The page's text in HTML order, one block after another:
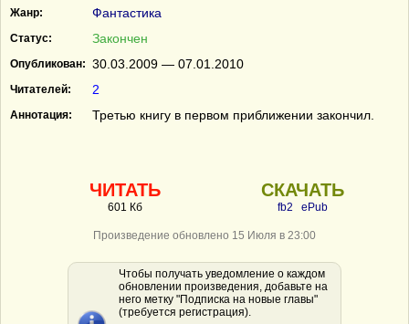
Жанр:
Фантастика
Статус: Закончен
Опубликован: 30.03.2009 — 07.01.2010
Читателей: 2
Аннотация: Третью книгу в первом приближении закончил.
ЧИТАТЬ
601 Кб
СКАЧАТЬ
fb2 ePub
Произведение обновлено 15 Июля в 23:00
Чтобы получать уведомление о каждом
обновлении произведения, добавьте на
него метку "Подписка на новые главы"
(требуется регистрация).